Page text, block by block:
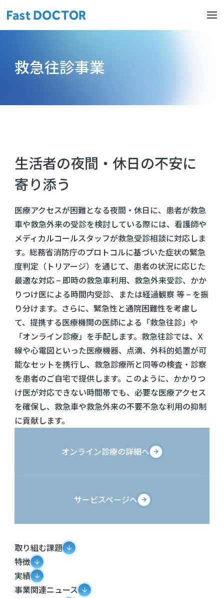
救急往診事業
生活者の夜間・休日の不安に
寄り添う
医療アクセスが困難となる夜間・休日に、患者が救急
車や救急外来の受診を検討している際には、看護師や
メディカルコールスタッフが救急受診相談に対応しま
す。総務省消防庁のプロトコルに基づいた症状の緊急
度判定（トリアージ）を通じて、患者の状況に応じた
最適な対応 – 即時の救急車利用、救急外来受診、かか
りつけ医による時間内受診、または経過観察 等 – を振
り分けます。さらに、緊急性と通院困難性を考慮し
て、提携する医療機関の医師による「救急往診」や
「オンライン診療」を手配します。救急往診では、X
線や心電図といった医療機器、点滴、外科的処置が可
能なセットを携行し、救急診療所と同等の検査・診察
を患者のご自宅で提供します。このように、かかりつ
け医が対応できない時間帯でも、必要な医療アクセス
を確保し、救急車や救急外来の不要不急な利用の抑制
に貢献します。
オンライン診療の詳細へ
サービスページへ
取り組む課題
特徴
実績
事業関連ニュース